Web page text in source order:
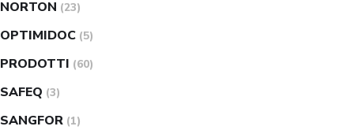
NORTON (23)
OPTIMIDOC (5)
PRODOTTI (60)
SAFEQ (3)
SANGFOR (1)